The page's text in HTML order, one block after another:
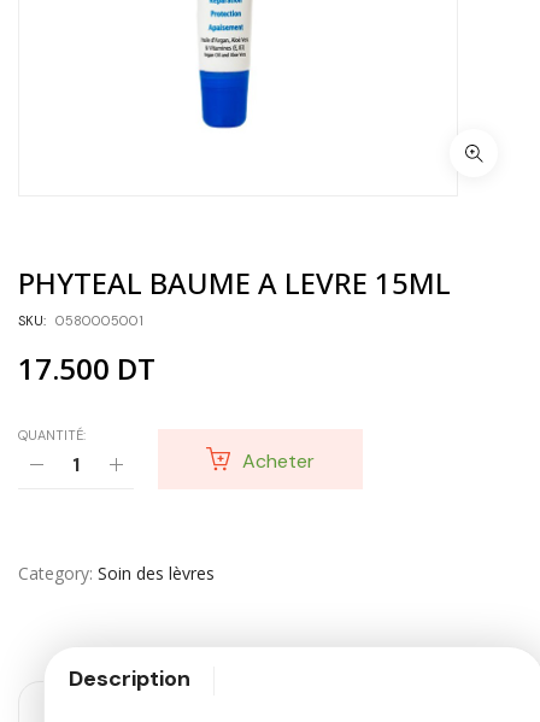
PHYTEAL BAUME A LEVRE 15ML
SKU: 0580005001
17.500 DT
QUANTITÉ:
Acheter
Category Soin des lèvres
Description